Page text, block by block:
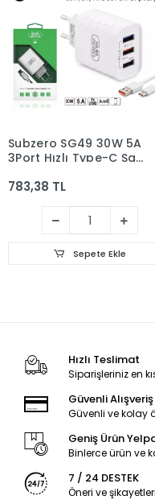
Subzero SG49 30W 5A
3Port Hızlı Type-C Şarj
783,38 TL
Sepete Ekle
Hızlı Teslimat
Siparişleriniz en
Güvenli Alışveriş
Güvenli ve kolay
Geniş Ürün
Binlerce ürün ve
7 / 24 DESTEK
Öneri ve